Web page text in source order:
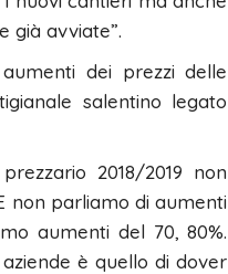
già avviate”.
dei prezzi delle
salentino legato
2018/2019 non
non parliamo di aumenti
aumenti del 70, 80%.
è quello di dover